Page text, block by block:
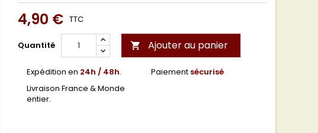
4,90 € TTC
Quantité  Ajouter au panier
Expédition en 24h / 48h.
Livraison France & Monde
entier.
Paiement sécurisé